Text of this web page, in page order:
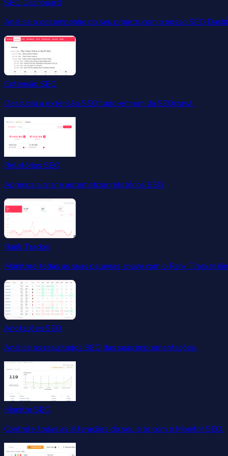
SEO Dashboard
Analise o desempenho do seu projeto com o nosso SEO
Extensão SEO
Descubra a extensão SEO tudo-em-um da SEOcrawl.
Relatórios SEO
Aprenda a criar e automatizar relatórios SEO.
Rank Tracker
Monitore todas as suas palavras-chave com o Rank Tracker
Anotações SEO
Analise os resultados SEO das suas implementações.
Monitor SEO
Controle todas as alterações do seu site com o Monitor SEO.